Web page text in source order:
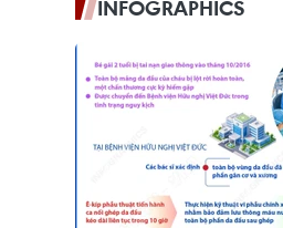
INFOGRAPHICS